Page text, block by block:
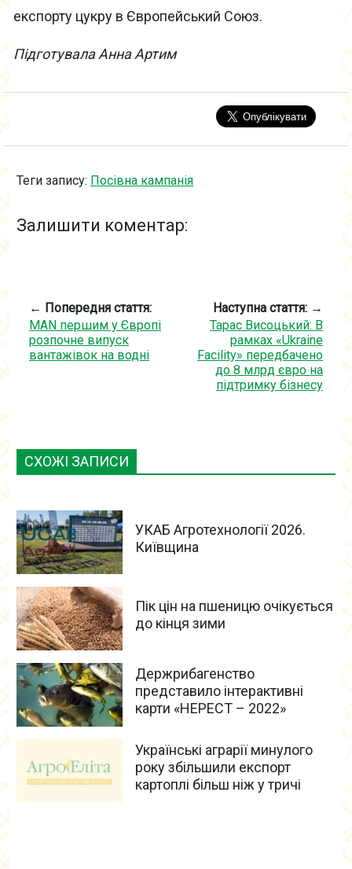
експорту цукру в Європейський Союз.
Підготувала Анна Артим
Теги запису: Посівна кампанія
Залишити коментар:
← Попередня стаття:
MAN першим у Європі
розпочне випуск
вантажівок на водні
Наступна стаття: →
Тарас Висоцький: В
рамках «Ukraine
Facility» передбачено
до 8 млрд євро на
підтримку бізнесу
СХОЖІ ЗАПИСИ
УКАБ Агротехнології 2026.
Київщина
Пік цін на пшеницю очікується
до кінця зими
Держрибагенство
представило інтерактивні
карти «НЕРЕСТ – 2022»
Українські аграрії минулого
року збільшили експорт
картоплі більш ніж у тричі